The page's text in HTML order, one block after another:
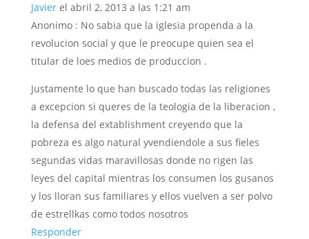
Javier el abril 2, 2013 a las 1:21 am
Anonimo : No sabia que la iglesia propenda a la
revolucion social y que le preocupe quien sea el
titular de loes medios de produccion .
Justamente lo que han buscado todas las religiones
a excepcion si queres de la teologia de la liberacion ,
la defensa del extablishment creyendo que la
pobreza es algo natural yvendiendole a sus fieles
segundas vidas maravillosas donde no rigen las
leyes del capital mientras los consumen los gusanos
y los lloran sus familiares y ellos vuelven a ser polvo
de estrellkas como todos nosotros
Responder